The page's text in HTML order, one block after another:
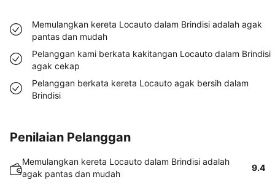
Memulangkan kereta Locauto dalam Brindisi adalah agak
pantas dan mudah
Pelanggan kami berkata kakitangan Locauto dalam Brindisi
agak cekap
Pelanggan berkata kereta Locauto agak bersih dalam
Brindisi
Penilaian Pelanggan
Memulangkan kereta Locauto dalam Brindisi adalah
agak pantas dan mudah
9.4